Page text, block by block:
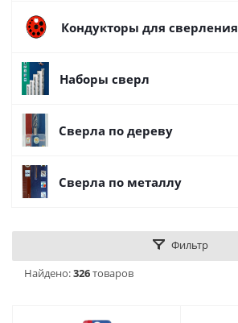
Кондукторы для сверления
Наборы сверл
Сверла по дереву
Сверла по металлу
Фильтр
Найдено:326товаров